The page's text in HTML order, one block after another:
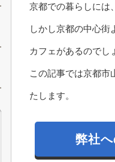
京都での暮らしには
しかし京都の中心街
カフェがあるのでし
この記事では京都市
たします。
弊社